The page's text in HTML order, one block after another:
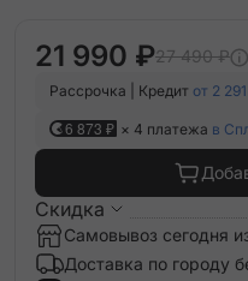
21 990 ₽27 490 ₽
Рассрочка | Кредит от 2
6 873 ₽ × 4 платежа в
Скидка
Самовывоз сегодня
Доставка по городу